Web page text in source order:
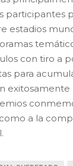
participantes
estadios
con tiro a
para
exitosamente
a la